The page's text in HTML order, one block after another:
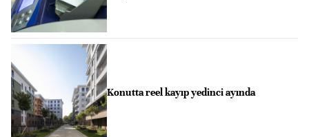
Konutta reel kayıp yedinci ayında